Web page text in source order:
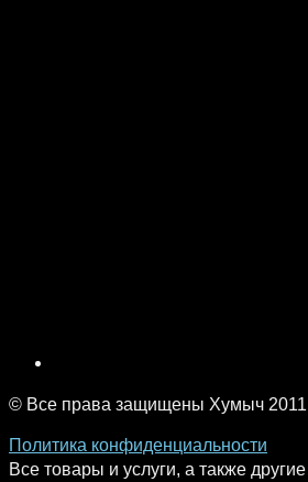
© Все права защищены Хумыч 2011
Политика конфиденциальности
Все товары и услуги, а также